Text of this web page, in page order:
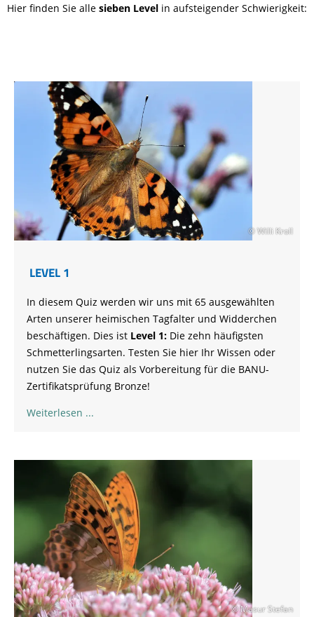
Hier finden Sie alle sieben Level in aufsteigender Schwierigkeit:
© Willi Kroll
LEVEL 1
In diesem Quiz werden wir uns mit 65 ausgewählten
Arten unserer heimischen Tagfalter und Widderchen
beschäftigen. Dies ist Level 1: Die zehn häufigsten
Schmetterlingsarten. Testen Sie hier Ihr Wissen oder
nutzen Sie das Quiz als Vorbereitung für die BANU-
Zertifikatsprüfung Bronze!
Weiterlesen
© Masur Stefan